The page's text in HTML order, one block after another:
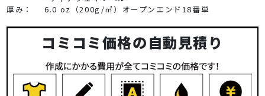
厚み：
6.0 oz（200g/㎡）オープンエンド18番単
コミコミ価格の自動見積り